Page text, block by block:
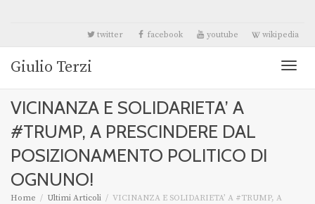
twitter facebook youtube wikipedia
Giulio Terzi
VICINANZA E SOLIDARIETA’ A
#TRUMP, A PRESCINDERE DAL
POSIZIONAMENTO POLITICO DI
OGNUNO!
Home Ultimi Articoli
VICINANZA E SOLIDARIETA’ A #TRUMP, A